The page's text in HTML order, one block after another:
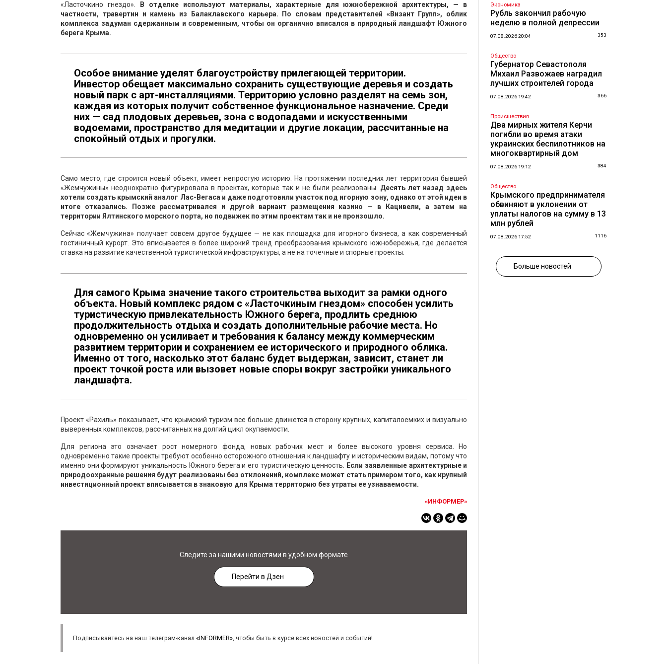
«Ласточкино гнездо».
В отделке используют материалы, характерные для южнобережной архитектуры, — в
частности, травертин и камень из Балаклавского карьера. По словам представителей «Визант Групп», облик
комплекса задуман сдержанным и современным, чтобы он органично вписался в природный ландшафт Южного
берега Крыма.
Особое внимание уделят благоустройству прилегающей территории.
Инвестор обещает максимально сохранить существующие деревья и создать
новый парк с арт-инсталляциями. Территорию условно разделят на семь зон,
каждая из которых получит собственное функциональное назначение. Среди
них — сад плодовых деревьев, зона с водопадами и искусственными
водоемами, пространство для медитации и другие локации, рассчитанные на
спокойный отдых и прогулки.
Само место, где строится новый объект, имеет непростую историю. На протяжении последних лет территория бывшей
«Жемчужины» неоднократно фигурировала в проектах, которые так и не были реализованы. Десять лет назад здесь
хотели создать крымский аналог Лас-Вегаса и даже подготовили участок под игорную зону, однако от этой идеи в
итоге отказались. Позже рассматривался и другой вариант размещения казино — в Кацивели, а затем на
территории Ялтинского морского порта, но подвижек по этим проектам так и не произошло.
Сейчас «Жемчужина» получает совсем другое будущее — не как площадка для игорного бизнеса, а как современный
гостиничный курорт. Это вписывается в более широкий тренд преобразования крымского южнобережья, где делается
ставка на развитие качественной туристической инфраструктуры, а не на точечные и спорные проекты.
Для самого Крыма значение такого строительства выходит за рамки одного
объекта. Новый комплекс рядом с «Ласточкиным гнездом» способен усилить
туристическую привлекательность Южного берега, продлить среднюю
продолжительность отдыха и создать дополнительные рабочие места. Но
одновременно он усиливает и требования к балансу между коммерческим
развитием территории и сохранением ее исторического и природного облика.
Именно от того, насколько этот баланс будет выдержан, зависит, станет ли
проект точкой роста или вызовет новые споры вокруг застройки уникального
ландшафта.
Проект «Рахиль» показывает, что крымский туризм все больше движется в сторону крупных, капиталоемких и визуально
выверенных комплексов, рассчитанных на долгий цикл окупаемости.
Для региона это означает рост номерного фонда, новых рабочих мест и более высокого уровня сервиса. Но
одновременно такие проекты требуют особенно осторожного отношения к ландшафту и историческим видам, потому что
именно они формируют уникальность Южного берега и его туристическую ценность.
Если заявленные архитектурные и
природоохранные решения будут реализованы без отклонений, комплекс может стать примером того, как крупный
инвестиционный проект вписывается в знаковую для Крыма территорию без утраты ее узнаваемости.
«ИНФОРМЕР»
Следите за нашими новостями в удобном формате
Перейти в Дзен
Подписывайтесь на наш телеграм-канал «INFORMER», чтобы быть в курсе всех новостей и событий!
Экономика
Рубль закончил рабочую
неделю в полной депрессии
07.08.2026 20:04 353
Общество
Губернатор Севастополя
Михаил Развожаев наградил
лучших строителей города
07.08.2026 19:42 366
Происшествия
Два мирных жителя Керчи
погибли во время атаки
украинских беспилотников на
многоквартирный дом
07.08.2026 19:12 384
Общество
Крымского предпринимателя
обвиняют в уклонении от
уплаты налогов на сумму в 13
млн рублей
07.08.2026 17:52 1116
Больше новостей